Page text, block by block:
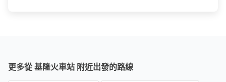
更多從 基隆火車站 附近出發的路線